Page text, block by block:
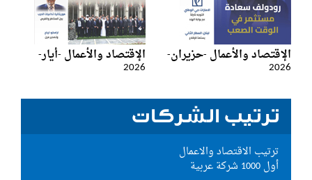
الإقتصاد والأعمال -حزيران-
2026
الإقتصاد والأعمال -أيار-
2026
ترتيب الشركات
ترتيب الاقتصاد والاعمال
أول 1000 شركة عربية